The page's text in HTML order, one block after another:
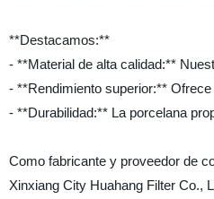
**Destacamos:**
- **Material de alta calidad:**
- **Rendimiento superior:**
- **Durabilidad:** La porcelana
Como fabricante y proveedor de
Xinxiang City Huahang Filter Co.,